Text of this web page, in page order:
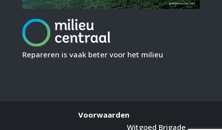
Repareren is vaak beter voor het milieu
Voorwaarden
Witgoed Brigade